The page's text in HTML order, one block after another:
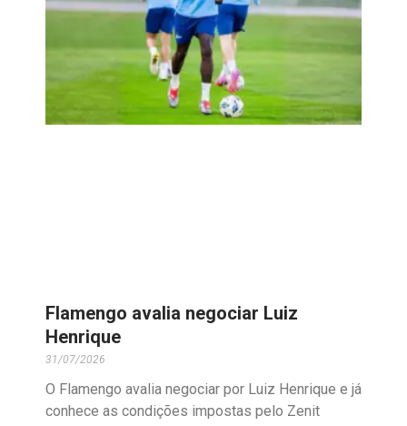
Flamengo avalia negociar Luiz
Henrique
31/07/2026
O Flamengo avalia negociar por Luiz Henrique e já
conhece as condições impostas pelo Zenit